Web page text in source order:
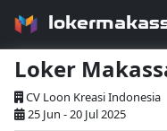
Loker
CV Loon Kreasi Indonesia
25 Jun - 20 Jul 2025